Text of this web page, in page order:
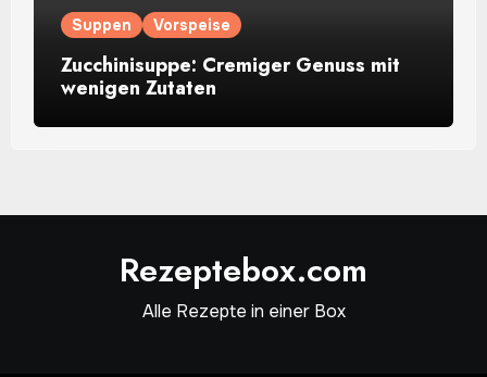
Suppen Vorspeise
Zucchinisuppe: Cremiger Genuss mit
wenigen Zutaten
Rezeptebox.com
Alle Rezepte in einer Box